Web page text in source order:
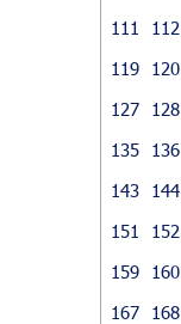
111
112
119
120
127
128
135
136
143
144
151
152
159
160
167
168